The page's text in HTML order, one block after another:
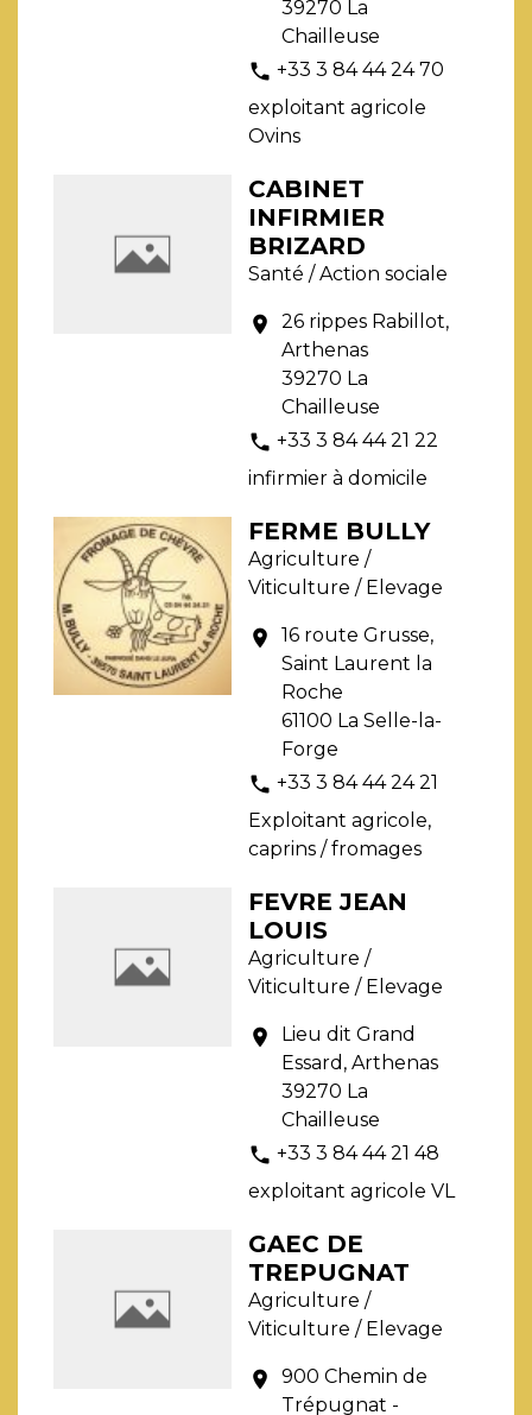
39270 La
Chailleuse
phone +33 3 84 44 24 70
exploitant agricole
Ovins
CABINET
INFIRMIER
BRIZARD
Santé / Action sociale
location_on
26 rippes Rabillot,
Arthenas
39270 La
Chailleuse
phone +33 3 84 44 21 22
infirmier à domicile
FERME BULLY
Agriculture /
Viticulture / Elevage
location_on
16 route Grusse,
Saint Laurent la
Roche
61100 La Selle-la-
Forge
phone +33 3 84 44 24 21
Exploitant agricole,
caprins / fromages
FEVRE JEAN
LOUIS
Agriculture /
Viticulture / Elevage
location_on
Lieu dit Grand
Essard, Arthenas
39270 La
Chailleuse
phone +33 3 84 44 21 48
exploitant agricole VL
GAEC DE
TREPUGNAT
Agriculture /
Viticulture / Elevage
location_on
900 Chemin de
Trépugnat -